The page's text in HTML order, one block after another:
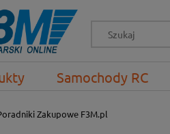
Samochody RC
Zakupowe F3M.pl